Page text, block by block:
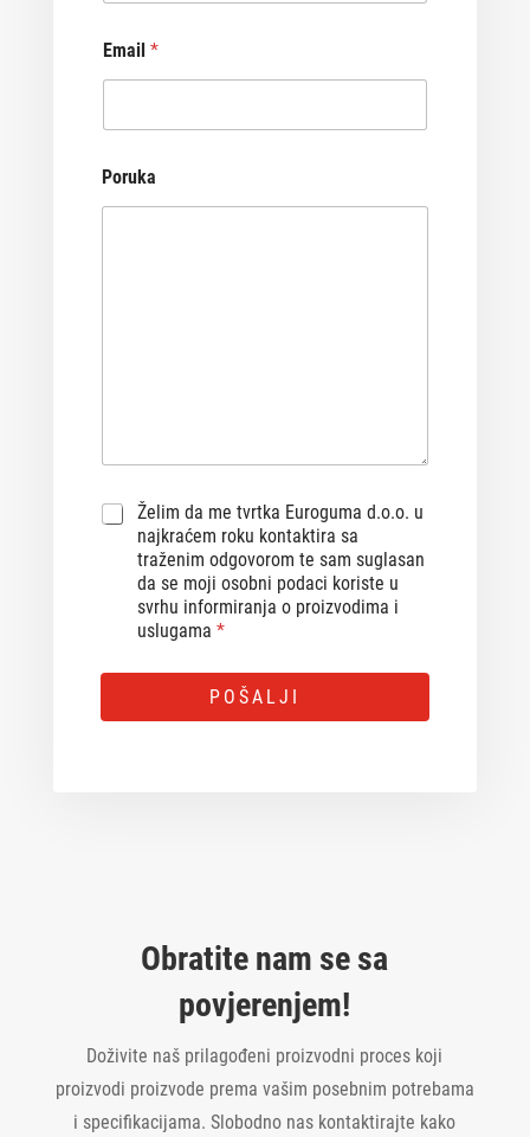
Email *
Poruka
G
e
m
Želim da me tvrtka Euroguma d.o.o. u
najkraćem roku kontaktira sa
traženim odgovorom te sam suglasan
da se moji osobni podaci koriste u
svrhu informiranja o proizvodima i
uslugama *
POŠALJI
l
Obratite nam se sa
povjerenjem!
Doživite naš prilagođeni proizvodni proces koji
proizvodi proizvode prema vašim posebnim potrebama
i specifikacijama. Slobodno nas kontaktirajte kako